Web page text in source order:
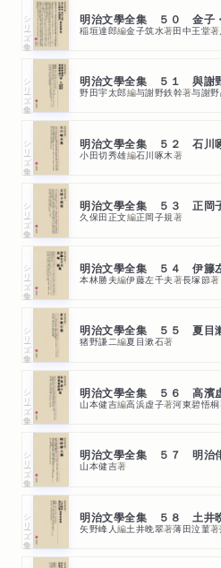
シリーズ・全集 明治文學全集 ５０ 金子
稲垣達郎編金子筑水著田中王堂著
シリーズ・全集 明治文學全集 ５１ 與謝
野田宇太郎編与謝野鉄幹著与謝
シリーズ・全集 明治文學全集 ５２ 石川
小田切秀雄編石川啄木著
シリーズ・全集 明治文學全集 ５３ 正岡
久保田正文編正岡子規著
シリーズ・全集 明治文學全集 ５４ 伊籐
本林勝夫編伊藤左千夫著長塚節著
シリーズ・全集 明治文學全集 ５５ 夏目
猪野謙二編夏目漱石著
シリーズ・全集 明治文學全集 ５６ 高濱
山本健吉編高浜虚子著河東碧悟桐
シリーズ・全集 明治文學全集 ５７ 明治
山本健吉著
シリーズ・全集 明治文學全集 ５８ 土井
矢野峰人 編土井晩翠著薄田泣菫著